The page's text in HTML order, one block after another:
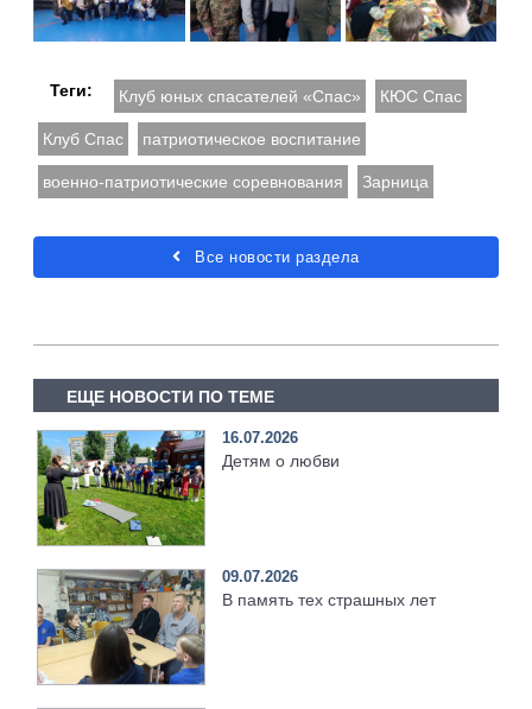
Теги: Клуб юных спасателей «Спас» КЮС Спас
Клуб Спас патриотическое воспитание
военно-патриотические соревнования Зарница
Все новости раздела
ЕЩЕ НОВОСТИ ПО ТЕМЕ
16.07.2026
Детям о любви
09.07.2026
В память тех страшных лет